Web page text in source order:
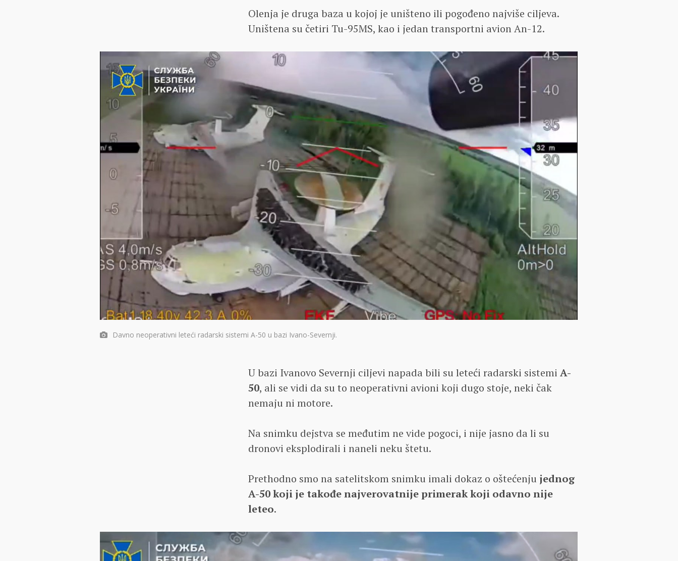
Olenja je druga baza u kojoj je uništeno ili pogođeno najviše ciljeva.
Uništena su četiri Tu-95MS, kao i jedan transportni avion An-12.
Davno neoperativni leteći radarski sistemi A-50 u bazi Ivano-Severnji.
U bazi Ivanovo Severnji ciljevi napada bili su leteći radarski sistemi A-
50, ali se vidi da su to neoperativni avioni koji dugo stoje, neki čak
nemaju ni motore.
Na snimku dejstva se međutim ne vide pogoci, i nije jasno da li su
dronovi eksplodirali i naneli neku štetu.
Prethodno smo na satelitskom snimku imali dokaz o oštećenju jednog
A-50 koji je takođe najverovatnije primerak koji odavno nije
leteo.